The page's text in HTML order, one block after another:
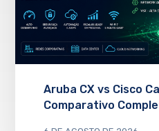
Aruba CX vs Cisco
Comparativo